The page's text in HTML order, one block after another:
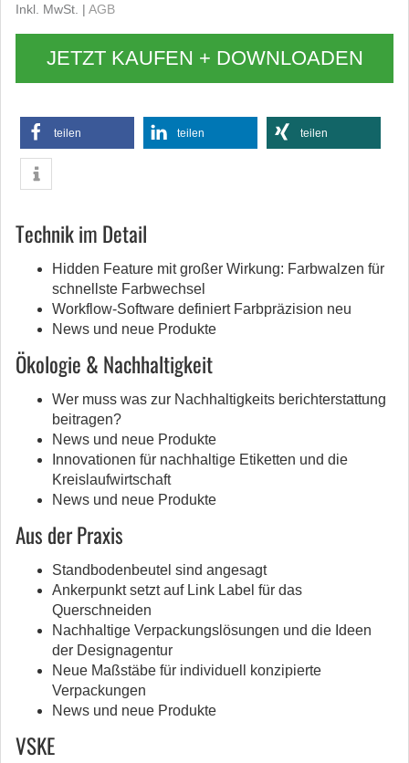
Inkl. MwSt. | AGB
JETZT KAUFEN + DOWNLOADEN
teilen teilen teilen
Technik im Detail
Hidden Feature mit großer Wirkung: Farbwalzen für
schnellste Farbwechsel
Workflow-Software definiert Farbpräzision neu
News und neue Produkte
Ökologie & Nachhaltigkeit
Wer muss was zur Nachhaltigkeits berichterstattung
beitragen?
News und neue Produkte
Innovationen für nachhaltige Etiketten und die
Kreislaufwirtschaft
News und neue Produkte
Aus der Praxis
Standbodenbeutel sind angesagt
Ankerpunkt setzt auf Link Label für das
Querschneiden
Nachhaltige Verpackungslösungen und die Ideen
der Designagentur
Neue Maßstäbe für individuell konzipierte
Verpackungen
News und neue Produkte
VSKE